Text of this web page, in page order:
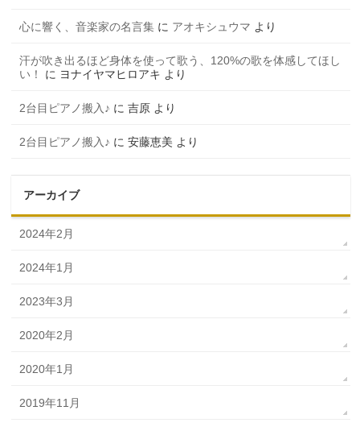
心に響く、音楽家の名言集 に アオキシュウマ より
汗が吹き出るほど身体を使って歌う、120%の歌を体感してほし
い！
に ヨナイヤマヒロアキ より
2台目ピアノ搬入♪ に吉原 より
2台目ピアノ搬入♪ に安藤恵美 より
アーカイブ
2024年2月
2024年1月
2023年3月
2020年2月
2020年1月
2019年11月